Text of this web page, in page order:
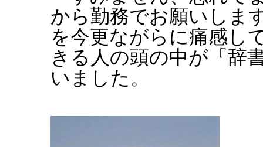
から勤務でお願いしま
を今更ながらに痛感し
きる人の頭の中が『辞
いました。